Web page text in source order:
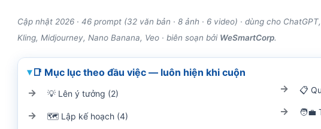
Cập nhật 2026 · 46 prompt (32 văn bản · 8 ảnh · 6 video) · dùng cho
Kling, Midjourney, Nano Banana, Veo · biên soạn bởi WeSmartCorp.
📑 Mục lục theo đầu việc — luôn hiện khi cuộn
💡 Lên ý tưởng (2)
🗺️ Lập kế hoạch (4)
📋
🧑‍💼